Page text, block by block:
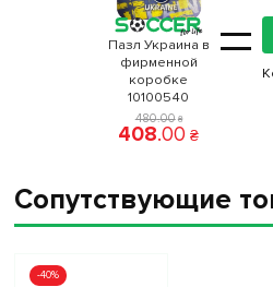
Пазл Украина в
фирменной
коробке
10100540
480.00 ₴
408.00 ₴
=
Сопутствующие
-40%